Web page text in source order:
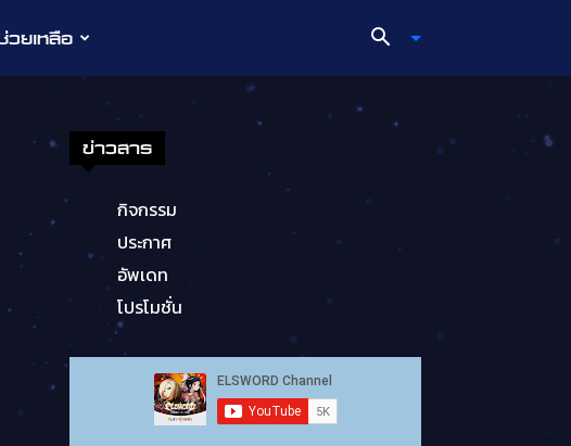
วยเหลือ
ข่าวสาร
กิจกรรม
ประกาศ
อัพเดท
โปรโมชั่น